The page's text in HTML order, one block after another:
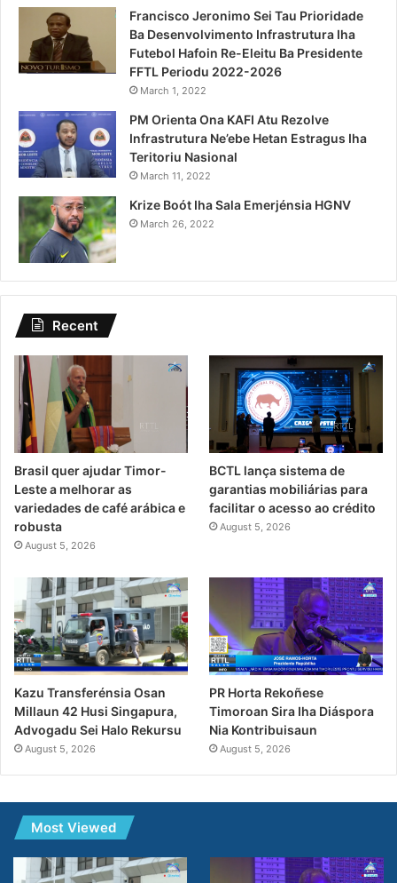
Francisco Jeronimo Sei Tau Prioridade
Ba Desenvolvimento Infrastrutura Iha
Futebol Hafoin Re-Eleitu Ba Presidente
FFTL Periodu 2022-2026
March 1, 2022
PM Orienta Ona KAFI Atu Rezolve
Infrastrutura Ne’ebe Hetan Estragus Iha
Teritoriu Nasional
March 11, 2022
Krize Boót Iha Sala Emerjénsia HGNV
March 26, 2022
Recent
Brasil quer ajudar Timor-
Leste a melhorar as
variedades de café arábica e
robusta
August 5, 2026
BCTL lança sistema de
garantias mobiliárias para
facilitar o acesso ao crédito
August 5, 2026
Kazu Transferénsia Osan
Millaun 42 Husi Singapura,
Advogadu Sei Halo Rekursu
August 5, 2026
PR Horta Rekoñese
Timoroan Sira Iha Diáspora
Nia Kontribuisaun
August 5, 2026
Most Viewed